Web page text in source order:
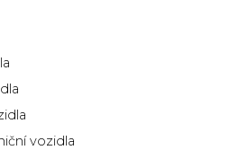
vozidla